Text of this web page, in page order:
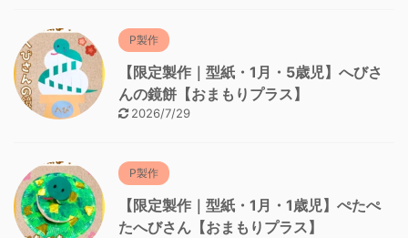
P製作
【限定製作｜型紙・1月・5歳児】へびさ
んの鏡餅【おまもりプラス】
2026/7/29
P製作
【限定製作｜型紙・1月・1歳児】ぺたぺ
たへびさん【おまもりプラス】